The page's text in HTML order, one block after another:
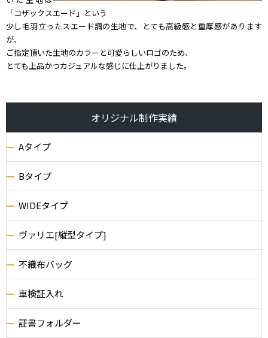
「コザックスエード」という
少し毛羽立ったスエード調の生地で、とても高級感と重厚感があります
が、
ご指定頂いた生地のカラーと可愛らしいロゴのため、
とても上品かつカジュアルな感じに仕上がりました。
オリジナル制作実績
Aタイプ
Bタイプ
WIDEタイプ
ヴァリエ[縦型タイプ]
不織布バッグ
車検証入れ
証書フォルダー